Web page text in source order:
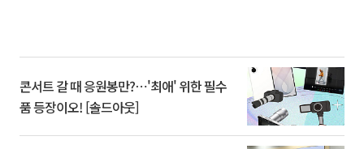
콘서트 갈 때 응원봉만?⋯'최애' 위한 필수
품 등장이오! [솔드아웃]